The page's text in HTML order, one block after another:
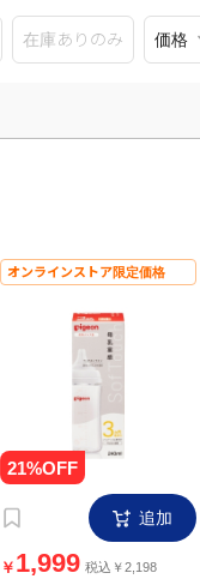
在庫ありのみ 価格
オンラインストア限定価格
追加
￥ 1,999 税込￥2,198